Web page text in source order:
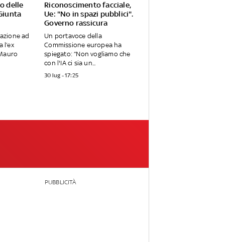
delle
ad
l’ex
Riconoscimento facciale,
Ue: "No in spazi pubblici".
Governo rassicura
Un portavoce della
Commissione europea ha
spiegato: “Non vogliamo che
con l'IA ci sia un...
30 lug - 17:25
PUBBLICITÀ